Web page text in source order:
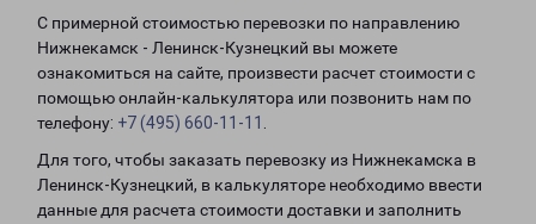
С примерной стоимостью перевозки по направлению
Нижнекамск - Ленинск-Кузнецкий вы можете
ознакомиться на сайте, произвести расчет стоимости с
помощью онлайн-калькулятора или позвонить нам по
телефону: +7 (495) 660-11-11
Для того, чтобы заказать перевозку из Нижнекамска в
Ленинск-Кузнецкий, в калькуляторе необходимо ввести
данные для расчета стоимости доставки и заполнить